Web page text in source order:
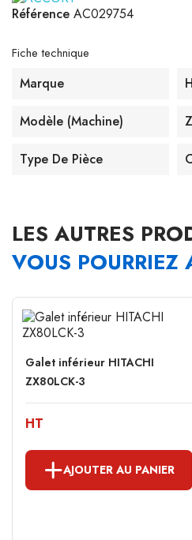
Référence AC029754
Fiche technique
Marque
Modèle (machine)
Type De Pièce
LES AUTRES
VOUS POURRIEZ
Galet inférieur HITACHI
ZX80LCK-3
HT
AJOUTER AU PANIER